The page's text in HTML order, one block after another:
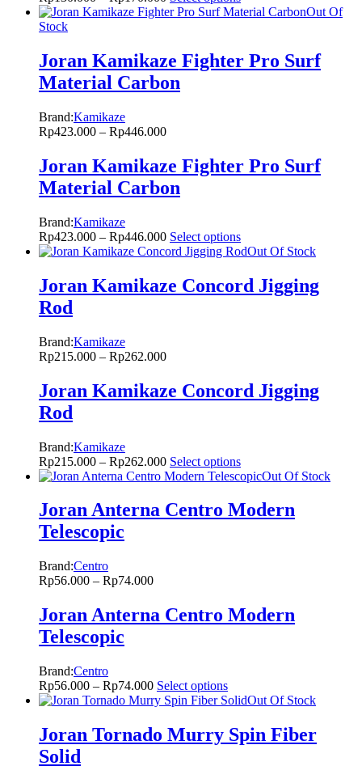
Out Of
Stock
Joran Kamikaze Fighter Pro Surf
Material Carbon
Brand:Kamikaze
Rp423.000 – Rp446.000
Joran Kamikaze Fighter Pro Surf
Material Carbon
Brand:Kamikaze
Rp423.000 – Rp446.000 Select options
Out Of Stock
Joran Kamikaze Concord Jigging
Rod
Brand:Kamikaze
Rp215.000 – Rp262.000
Joran Kamikaze Concord Jigging
Rod
Brand:Kamikaze
Rp215.000 – Rp262.000 Select options
Out Of Stock
Joran Anterna Centro Modern
Telescopic
Brand:Centro
Rp56.000 – Rp74.000
Joran Anterna Centro Modern
Telescopic
Brand:Centro
Rp56.000 – Rp74.000 Select options
Out Of Stock
Joran Tornado Murry Spin Fiber
Solid